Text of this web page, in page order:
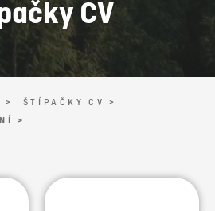
CV
>
ŠTÍPAČKY CV >
>